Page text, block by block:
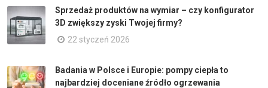
Sprzedaż produktów na wymiar – czy konfigurator
3D zwiększy zyski Twojej firmy?
22 styczeń 2026
Badania w Polsce i Europie: pompy ciepła to
najbardziej doceniane źródło ogrzewania